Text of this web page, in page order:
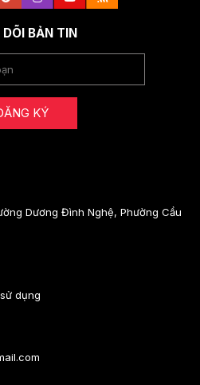
DÕI BẢN TIN
KÝ
Dương Đình Nghệ, Phường Cầu
dụng